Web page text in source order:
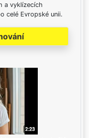
a vyklízecích
celé Evropské unii.